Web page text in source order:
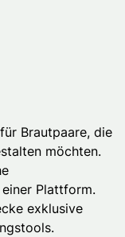
Brautpaare, die
möchten.
Plattform.
exklusive